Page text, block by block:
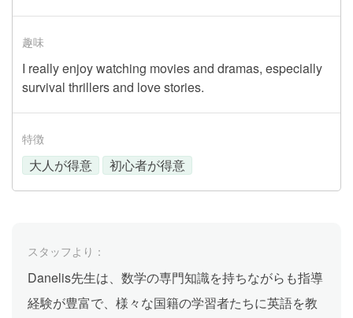
趣味
I really enjoy watching movies and dramas, especially
survival thrillers and love stories.
特徴
大人が得意 初心者が得意
スタッフより：
Danelis先生は、数学の専門知識を持ちながらも指導
経験が豊富で、様々な国籍の学習者たちに英語を教